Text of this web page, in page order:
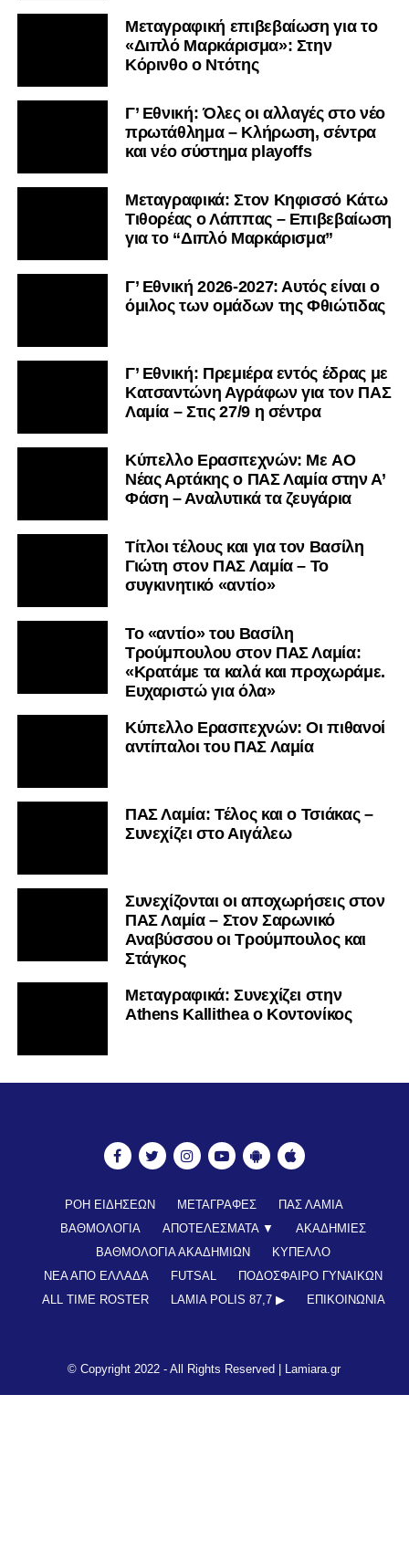
Μεταγραφική επιβεβαίωση για το
«Διπλό Μαρκάρισμα»: Στην
Κόρινθο ο Ντότης
Γ’ Εθνική: Όλες οι αλλαγές στο νέο
πρωτάθλημα – Κλήρωση, σέντρα
και νέο σύστημα playoffs
Μεταγραφικά: Στον Κηφισσό Κάτω
Τιθορέας ο Λάππας – Επιβεβαίωση
για το “Διπλό Μαρκάρισμα”
Γ’ Εθνική 2026-2027: Αυτός είναι ο
όμιλος των ομάδων της Φθιώτιδας
Γ’ Εθνική: Πρεμιέρα εντός έδρας με
Κατσαντώνη Αγράφων για τον ΠΑΣ
Λαμία – Στις 27/9 η σέντρα
Kύπελλο Ερασιτεχνών: Με AO
Nέας Αρτάκης ο ΠΑΣ Λαμία στην Α’
Φάση – Αναλυτικά τα ζευγάρια
Τίτλοι τέλους και για τον Βασίλη
Γιώτη στον ΠΑΣ Λαμία – Το
συγκινητικό «αντίο»
Το «αντίο» του Βασίλη
Τρούμπουλου στον ΠΑΣ Λαμία:
«Κρατάμε τα καλά και προχωράμε.
Ευχαριστώ για όλα»
Κύπελλο Ερασιτεχνών: Οι πιθανοί
αντίπαλοι του ΠΑΣ Λαμία
ΠΑΣ Λαμία: Τέλος και ο Τσιάκας –
Συνεχίζει στο Αιγάλεω
Συνεχίζονται οι αποχωρήσεις στον
ΠΑΣ Λαμία – Στον Σαρωνικό
Αναβύσσου οι Τρούμπουλος και
Στάγκος
Mεταγραφικά: Συνεχίζει στην
Athens Kallithea ο Κοντονίκος
ΡΟΗ ΕΙΔΗΣΕΩΝ ΜΕΤΑΓΡΑΦΕΣ
ΠΑΣ ΛΑΜΙΑ
ΒΑΘΜΟΛΟΓΙΑ
ΑΠΟΤΕΛΕΣΜΑΤΑ ▼
ΑΚΑΔΗΜΙΕΣ
ΒΑΘΜΟΛΟΓΙΑ ΑΚΑΔΗΜΙΩΝ
ΚΥΠΕΛΛΟ
ΝΕΑ ΑΠΟ ΕΛΛΑΔΑ
FUTSAL
ΠΟΔΟΣΦΑΙΡΟ ΓΥΝΑΙΚΩΝ
ALL TIME ROSTER
LAMIA POLIS 87,7 ▶︎ ΕΠΙΚΟΙΝΩΝΊΑ
© Copyright 2022 - All Rights Reserved | Lamiara.gr